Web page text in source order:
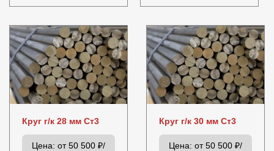
Круг г/к 28 мм Ст3
Цена: от 50 500 ₽/
Круг г/к 30 мм Ст3
Цена: от 50 500 ₽/